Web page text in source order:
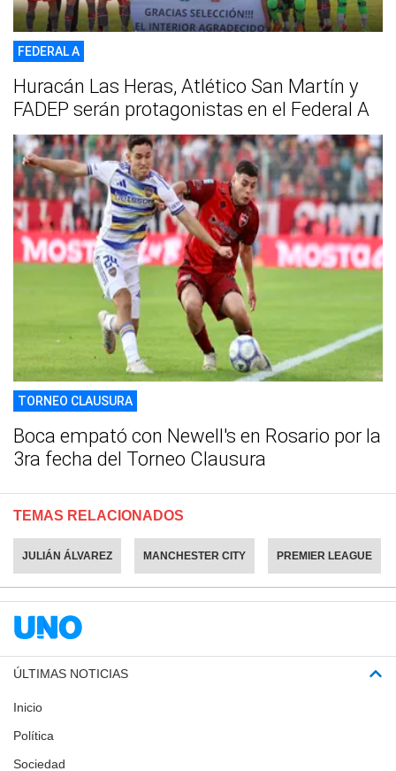
FEDERAL A
Huracán Las Heras, Atlético San Martín y
FADEP serán protagonistas en el Federal A
TORNEO CLAUSURA
Boca empató con Newell's en Rosario por la
3ra fecha del Torneo Clausura
TEMAS RELACIONADOS
JULIÁN ÁLVAREZ MANCHESTER CITY PREMIER LEAGUE
ÚLTIMAS NOTICIAS
Inicio
Política
Sociedad